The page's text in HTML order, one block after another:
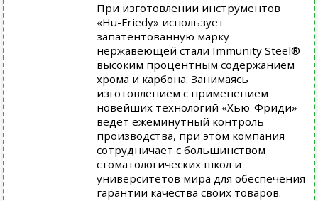
При изготовлении инструментов
«Hu-Friedy» использует
запатентованную марку
нержавеющей стали Immunity Steel®
высоким процентным содержанием
хрома и карбона. Занимаясь
изготовлением с применением
новейших технологий «Хью-Фриди»
ведёт ежеминутный контроль
производства, при этом компания
сотрудничает с большинством
стоматологических школ и
университетов мира для обеспечения
гарантии качества своих товаров.